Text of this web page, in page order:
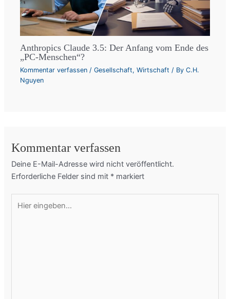
Anthropics Claude 3.5: Der Anfang vom Ende des
„PC-Menschen“?
Kommentar verfassen /Gesellschaft,Wirtschaft / ByC.H.
Nguyen
Kommentar verfassen
Deine E-Mail-Adresse wird nicht veröffentlicht.
Erforderliche Felder sind mit * markiert
eingeben…